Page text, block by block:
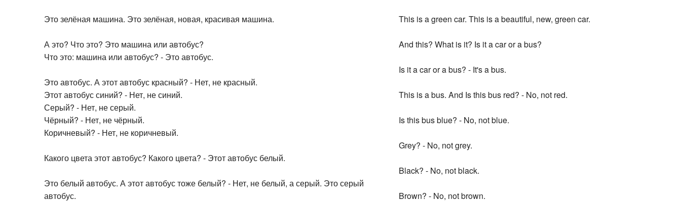
Это зелёная машина. Это зелёная, новая, красивая машина.
А это? Что это? Это машина или автобус?
Что это: машина или автобус? - Это автобус.
Это автобус. А этот автобус красный? - Нет, не красный.
Этот автобус синий? - Нет, не синий.
Серый? - Нет, не серый.
Чёрный? - Нет, не чёрный.
Коричневый? - Нет, не коричневый.
Какого цвета этот автобус? Какого цвета? - Этот автобус белый.
Это белый автобус. А этот автобус тоже белый? - Нет, не белый, а серый. Это серый
автобус.
This is a green car. This is a beautiful, new, green car.
And this? What is it? Is it a car or a bus?
Is it a car or a bus? - It's a bus.
This is a bus. And Is this bus red? - No, not red.
Is this bus blue? - No, not blue.
Grey? - No, not grey.
Black? - No, not black.
Brown? - No, not brown.